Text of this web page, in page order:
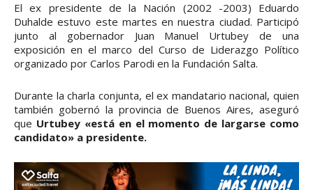
El ex presidente de la Nación (2002 -2003) Eduardo
Duhalde estuvo este martes en nuestra ciudad. Participó
junto al gobernador Juan Manuel Urtubey de una
exposición en el marco del Curso de Liderazgo Político
organizado por Carlos Parodi en la Fundación Salta.
Durante la charla conjunta, el ex mandatario nacional, quien
también gobernó la provincia de Buenos Aires, aseguró
que Urtubey «está en el momento de largarse como
candidato» a presidente.